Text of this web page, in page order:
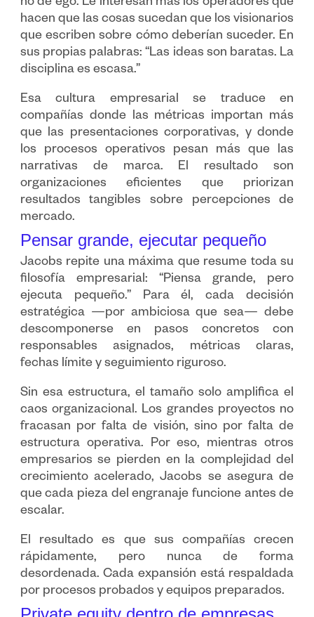
no de ego. Le interesan más los operadores que
hacen que las cosas sucedan que los visionarios
que escriben sobre cómo deberían suceder. En
sus propias palabras: “Las ideas son baratas. La
disciplina es escasa.”
Esa cultura empresarial se traduce en
compañías donde las métricas importan más
que las presentaciones corporativas, y donde
los procesos operativos pesan más que las
narrativas de marca. El resultado son
organizaciones eficientes que priorizan
resultados tangibles sobre percepciones de
mercado.
Pensar grande, ejecutar pequeño
Jacobs repite una máxima que resume toda su
filosofía empresarial: “Piensa grande, pero
ejecuta pequeño.” Para él, cada decisión
estratégica —por ambiciosa que sea— debe
descomponerse en pasos concretos con
responsables asignados, métricas claras,
fechas límite y seguimiento riguroso.
Sin esa estructura, el tamaño solo amplifica el
caos organizacional. Los grandes proyectos no
fracasan por falta de visión, sino por falta de
estructura operativa. Por eso, mientras otros
empresarios se pierden en la complejidad del
crecimiento acelerado, Jacobs se asegura de
que cada pieza del engranaje funcione antes de
escalar.
El resultado es que sus compañías crecen
rápidamente, pero nunca de forma
desordenada. Cada expansión está respaldada
por procesos probados y equipos preparados.